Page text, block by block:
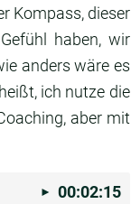
Kompass, dieser
haben, wir
anders wäre es
ich nutze die
aber mit
00:02:15